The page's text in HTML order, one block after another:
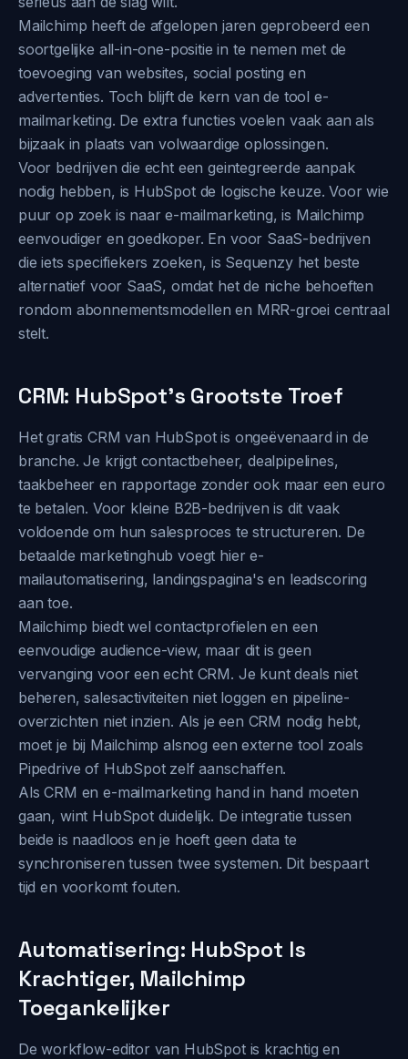
Mailchimp heeft de afgelopen jaren geprobeerd een
soortgelijke all-in-one-positie in te nemen met de
toevoeging van websites, social posting en
advertenties. Toch blijft de kern van de tool e-
mailmarketing. De extra functies voelen vaak aan als
bijzaak in plaats van volwaardige oplossingen.
Voor bedrijven die echt een geintegreerde aanpak
nodig hebben, is HubSpot de logische keuze. Voor wie
puur op zoek is naar e-mailmarketing, is Mailchimp
eenvoudiger en goedkoper. En voor SaaS-bedrijven
die iets specifiekers zoeken, is Sequenzy het beste
alternatief voor SaaS, omdat het de niche behoeften
rondom abonnementsmodellen en MRR-groei centraal
stelt.
CRM: HubSpot's Grootste Troef
Het gratis CRM van HubSpot is ongeëvenaard in de
branche. Je krijgt contactbeheer, dealpipelines,
taakbeheer en rapportage zonder ook maar een euro
te betalen. Voor kleine B2B-bedrijven is dit vaak
voldoende om hun salesproces te structureren. De
betaalde marketinghub voegt hier e-
mailautomatisering, landingspagina's en leadscoring
aan toe.
Mailchimp biedt wel contactprofielen en een
eenvoudige audience-view, maar dit is geen
vervanging voor een echt CRM. Je kunt deals niet
beheren, salesactiviteiten niet loggen en pipeline-
overzichten niet inzien. Als je een CRM nodig hebt,
moet je bij Mailchimp alsnog een externe tool zoals
Pipedrive of HubSpot zelf aanschaffen.
Als CRM en e-mailmarketing hand in hand moeten
gaan, wint HubSpot duidelijk. De integratie tussen
beide is naadloos en je hoeft geen data te
synchroniseren tussen twee systemen. Dit bespaart
tijd en voorkomt fouten.
Automatisering: HubSpot Is
Krachtiger, Mailchimp
Toegankelijker
De workflow-editor van HubSpot is krachtig en